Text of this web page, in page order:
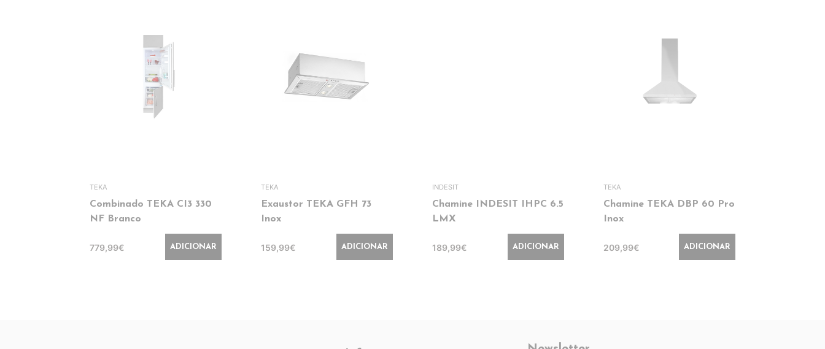
TEKA
Combinado TEKA CI3 330
NF Branco
779,99€ ADICIONAR
TEKA
Exaustor TEKA GFH 73
Inox
159,99€ ADICIONAR
INDESIT
Chamine INDESIT IHPC 6.5
LMX
189,99€ ADICIONAR
TEKA
Chamine TEKA DBP 60 Pro
Inox
209,99€ ADICIONAR